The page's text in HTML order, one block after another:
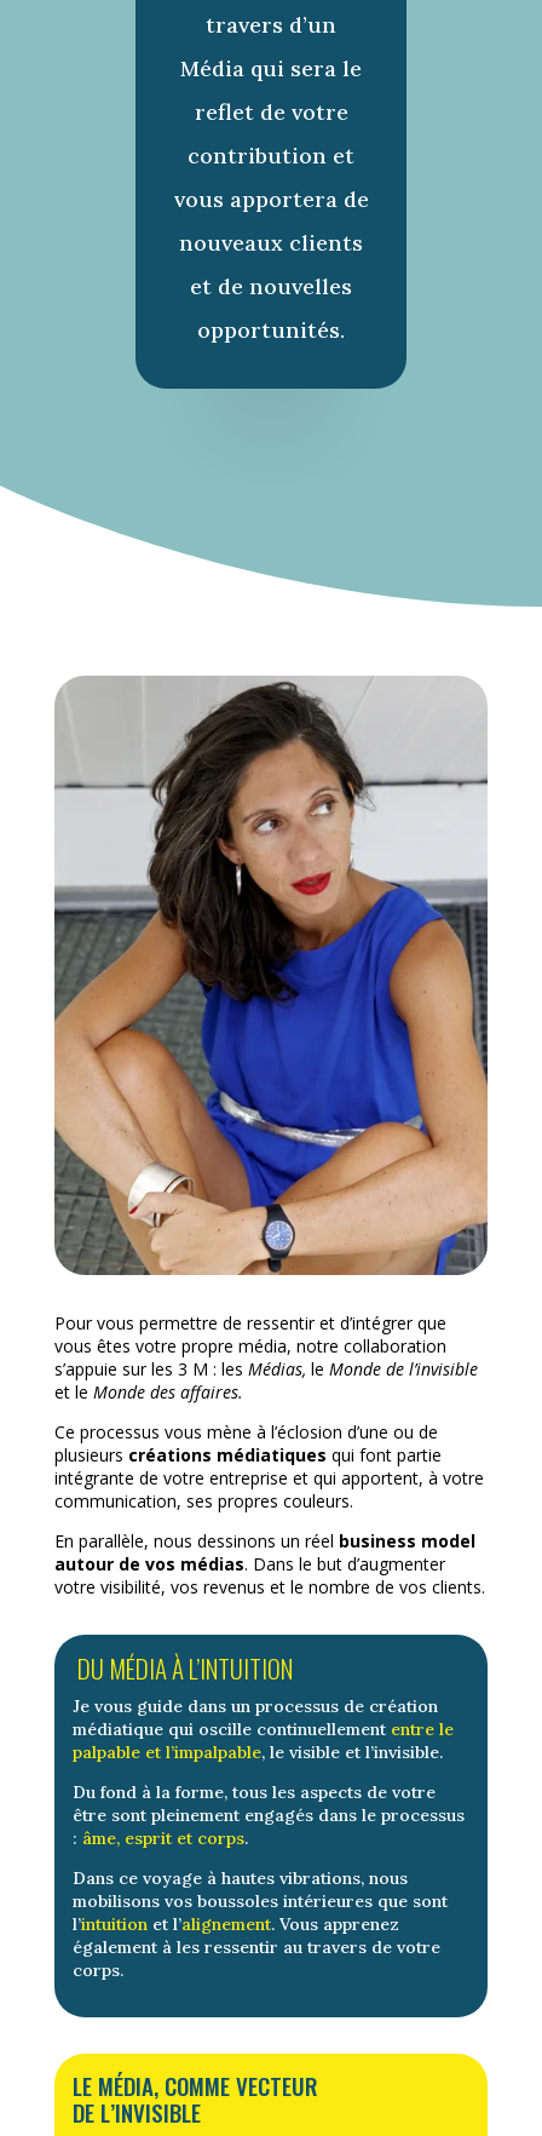
travers d’un
Média qui sera le
reflet de votre
contribution et
vous apportera de
nouveaux clients
et de nouvelles
opportunités.
Pour vous permettre de ressentir et d’intégrer que
vous êtes votre propre média, notre collaboration
s’appuie sur les 3 M : les Médias, le Monde de l’invisible
et le Monde des affaires.
Ce processus vous mène à l’éclosion d’une ou de
plusieurs créations médiatiques qui font partie
intégrante de votre entreprise et qui apportent, à votre
communication, ses propres couleurs.
En parallèle, nous dessinons un réel business model
autour de vos médias. Dans le but d’augmenter
votre visibilité, vos revenus et le nombre de vos clients.
DU MÉDIA À L’INTUITION
Je vous guide dans un processus de création
médiatique qui oscille continuellement entre le
palpable et l’impalpable, le visible et l’invisible.
Du fond à la forme, tous les aspects de votre
êtresont pleinement engagés dans le processus
: âme, esprit et corps.
Dans ce voyage à hautes vibrations, nous
mobilisons vos boussoles intérieures que sont
l’intuitionet l’alignement. Vous apprenez
également à les ressentir au travers de votre
corps.
LE MÉDIA, COMME VECTEUR
DE L’INVISIBLE